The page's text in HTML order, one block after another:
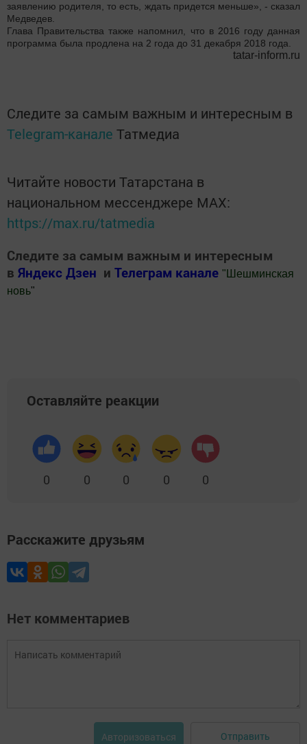
заявлению родителя, то есть, ждать придется меньше», - сказал
Медведев.
Глава Правительства также напомнил, что в 2016 году данная
программа была продлена на 2 года до 31 декабря 2018 года.
tatar-inform.ru
Следите за самым важным и интересным в
Telegram-канале Татмедиа
Читайте новости Татарстана в
национальном мессенджере MАХ:
https://max.ru/tatmedia
Следите за самым важным и интересным
в Яндекс Дзен и Телеграм канале " Шешминская
новь"
Оставляйте реакции
0 0 0 0 0
Расскажите друзьям
Нет комментариев
Авторизоваться Отправить